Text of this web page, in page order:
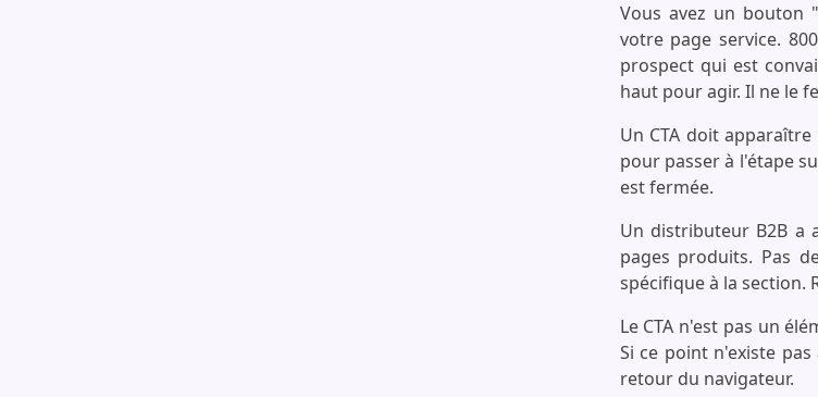
Vous avez un bouton
votre page service.
prospect qui est
haut pour agir. Il ne le
Un CTA doit
pour passer à l'étape
est fermée.
Un distributeur B2B a
pages produits. Pas
spécifique à la section.
Le CTA n'est pas un
Si ce point n'existe
retour du navigateur.